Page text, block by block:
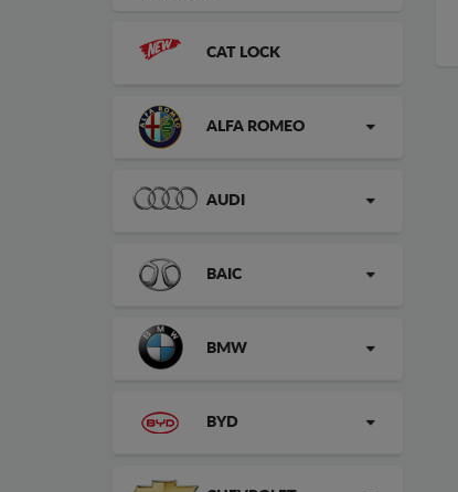
CAT LOCK
ALFA ROMEO
AUDI
BAIC
BMW
BYD